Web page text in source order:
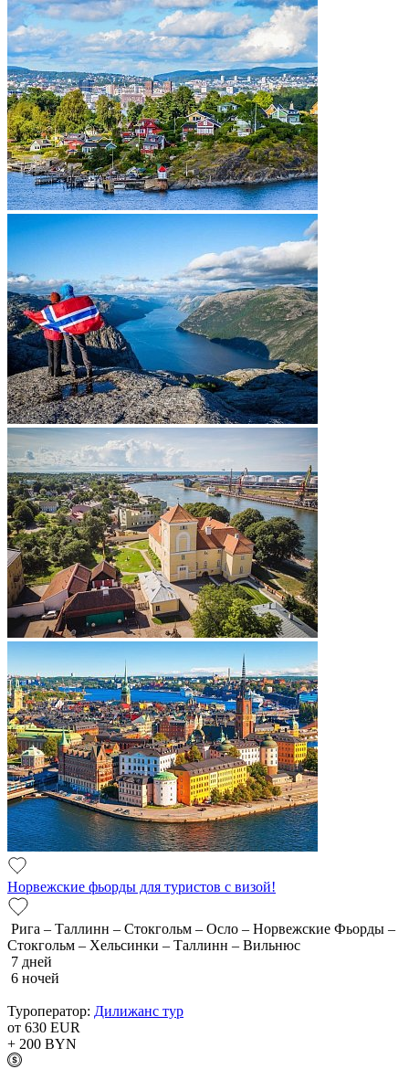
Норвежские фьорды для туристов с визой!
Рига – Таллинн – Стокгольм – Осло – Норвежские Фьорды –
Стокгольм – Хельсинки – Таллинн – Вильнюс
7 дней
6 ночей
Туроператор: Дилижанс тур
от 630 EUR
+ 200 BYN